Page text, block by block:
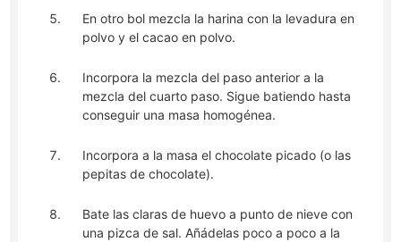
En otro bol mezcla la harina con la levadura en
polvo y el cacao en polvo.
Incorpora la mezcla del paso anterior a la
mezcla del cuarto paso. Sigue batiendo hasta
conseguir una masa homogénea.
Incorpora a la masa el chocolate picado (o las
pepitas de chocolate).
Bate las claras de huevo a punto de nieve con
una pizca de sal. Añádelas poco a poco a la